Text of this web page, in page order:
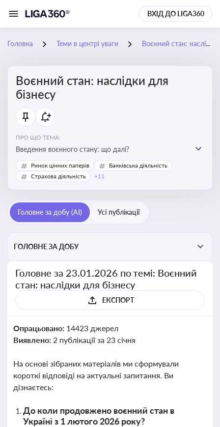
ВХІД ДО LIGA360
Головна Теми в центрі уваги Воєнний стан: наслідки для бізнесу
Воєнний стан: наслідки для
бізнесу
ПРО ЩО ТЕМА:
Введення воєнного стану: що далі?
Ринок цінних паперів
Банківська діяльність
Страхова діяльність
+11
Головне за добу (AI) Усі публікації
ГОЛОВНЕ ЗА ДОБУ
Головне за 23.01.2026 по темі: Воєнний
стан: наслідки для бізнесу
ЕКСПОРТ
Опрацьовано: 14423 джерел
Виявлено: 2 публікації за 23 січня
На основі зібраних матеріалів ми сформували
короткі відповіді на актуальні запитання. Ви
дізнаєтесь:
До коли продовжено воєнний стан в
Україні з 1 лютого 2026 року?